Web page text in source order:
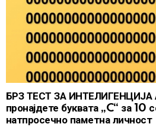
БРЗ ТЕСТ ЗА ИНТЕЛИГЕНЦИЈА
пронајдете буквата „C“ за 10
натпросечно паметна личност